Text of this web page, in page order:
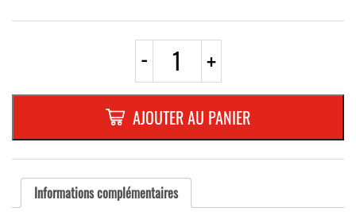
- quantité
ROND
EN
ALUMINIUM
PLAT
:
2
MM,DIAMETRE
:
+
AJOUTER AU PANIER
Informations complémentaires